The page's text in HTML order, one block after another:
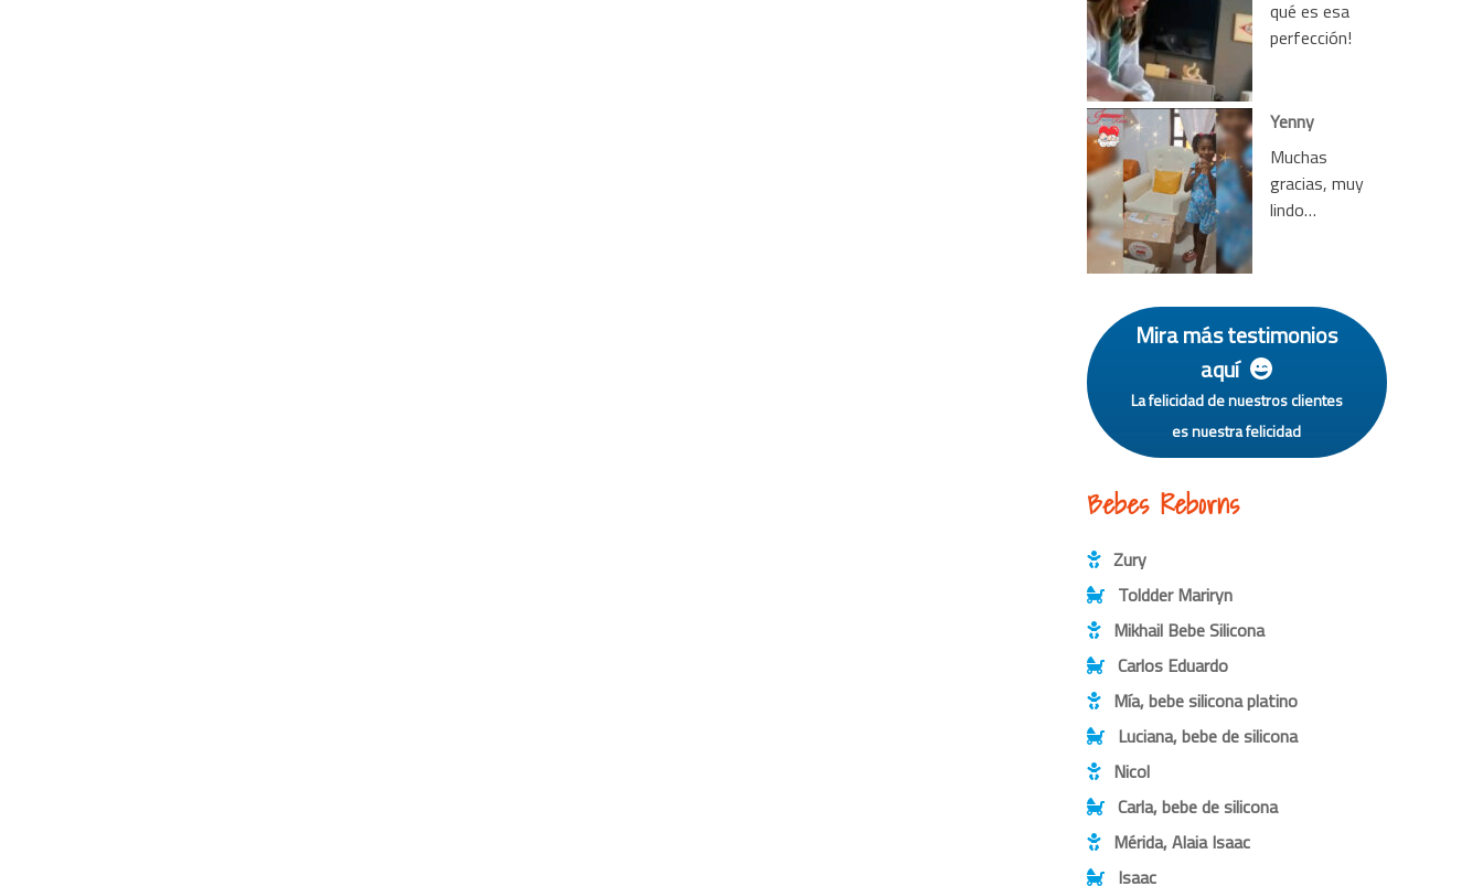
qué es esa
perfección!
Yenny
Muchas
gracias, muy
lindo…
Mira más testimonios
aquí
La felicidad de nuestros clientes
es nuestra felicidad
Bebes Reborns
Zury
Toldder Mariryn
Mikhail Bebe Silicona
Carlos Eduardo
Mía, bebe silicona platino
Luciana, bebe de silicona
Nicol
Carla, bebe de silicona
Mérida, Alaia Isaac
Isaac